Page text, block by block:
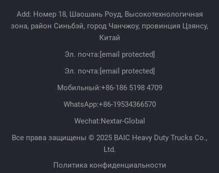
Add: Номер 18, Шаошань Роуд, Высокотехнологичная
зона, район Синьбэй, город Чанчжоу, провинция Цзянсу,
Китай
Эл. почта: [email protected]
Эл. почта: [email protected]
Мобильный:+86-186 5198 4709
WhatsApp:+86-19534366570
Wechat:Nextar-Global
Все права защищены © 2025 BAIC Heavy Duty Trucks Co.,
Ltd.
Политика конфиденциальности